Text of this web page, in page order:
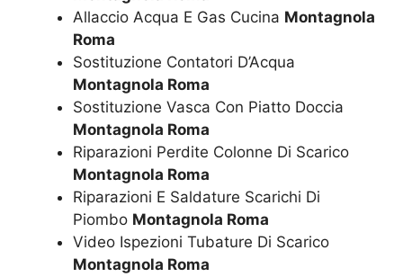
Allaccio Acqua E Gas Cucina Montagnola
Roma
Sostituzione Contatori D’Acqua
Montagnola Roma
Sostituzione Vasca Con Piatto Doccia
Montagnola Roma
Riparazioni Perdite Colonne Di Scarico
Montagnola Roma
Riparazioni E Saldature Scarichi Di
Piombo Montagnola Roma
Video Ispezioni Tubature Di Scarico
Montagnola Roma